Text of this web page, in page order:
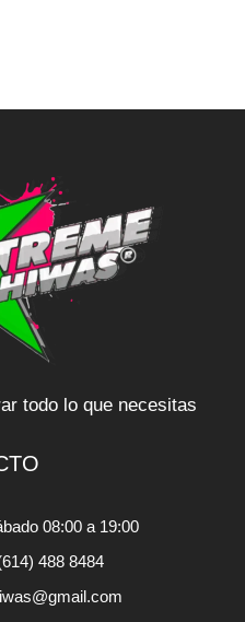
todo lo que necesitas
08:00 a 19:00
488 8484